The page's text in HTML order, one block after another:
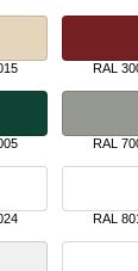
RAL
RAL
RAL